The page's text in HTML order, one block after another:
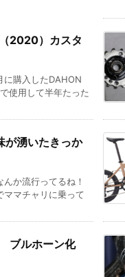
2020）カスタ
に購入したDAHON
使用して半年たった
が湧いたきっか
か流行ってるね！
ママチャリに乗って
ブルホーン化